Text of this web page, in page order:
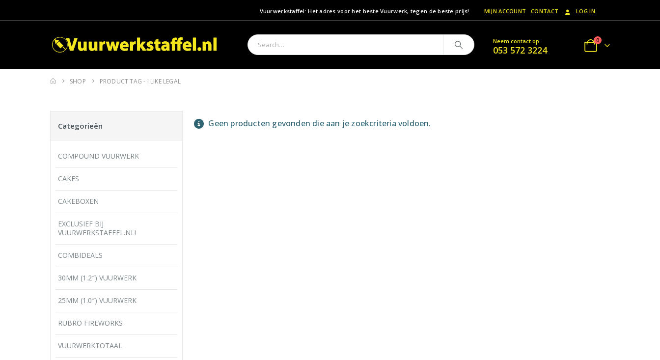
Vuurwerkstaffel: Het adres voor het beste Vuurwerk, tegen de beste prijs! MIJN ACCOUNT CONTACT LOG IN
Neem contact op
053 572 3224
0
SHOP PRODUCT TAG - I LIKE LEGAL
Geen producten gevonden die aan je zoekcriteria voldoen.
Categorieën
COMPOUND VUURWERK
CAKES
CAKEBOXEN
EXCLUSIEF BIJ
VUURWERKSTAFFEL.NL!
COMBIDEALS
30MM (1.2″) VUURWERK
25MM (1.0″) VUURWERK
RUBRO FIREWORKS
VUURWERKTOTAAL